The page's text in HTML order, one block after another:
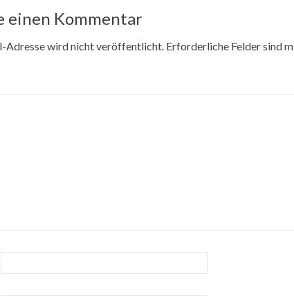
einen Kommentar
Adresse wird nicht veröffentlicht. Erforderliche Felder sind